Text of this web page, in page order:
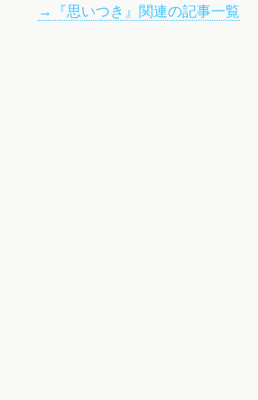
→『思いつき』関連の記事一覧